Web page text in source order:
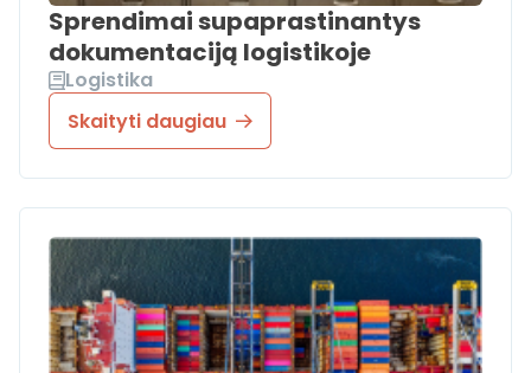
Sprendimai supaprastinantys
dokumentaciją logistikoje
Logistika
Skaityti daugiau